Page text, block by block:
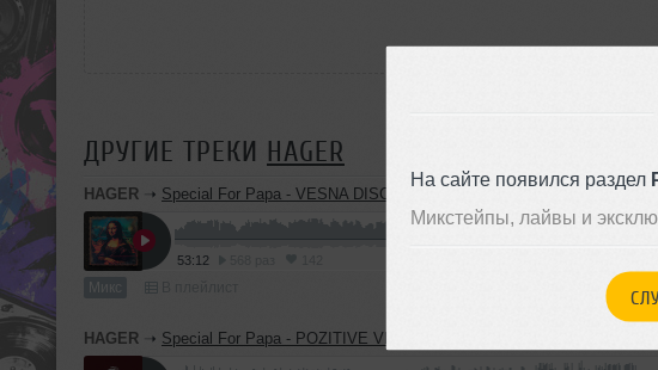
На сайте появился раздел
Микстейпы, лайвы и
ДРУГИЕ ТРЕКИ HAGER
HAGER ➝ Special For Papa - VESNA DISCO LOUNGE TIME /17.04.2026
53:12
Микс
HAGER ➝ Special For Papa - POZITIVE VIBRA / 08.02.2026